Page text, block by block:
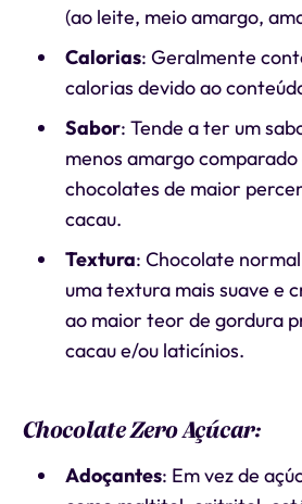
(ao leite, meio amargo,
Calorias: Geralmente
calorias devido ao
Sabor: Tende a ter um
menos amargo comparado
chocolates de maior
cacau.
Textura: Chocolate
uma textura mais suave e
ao maior teor de gordura
cacau e/ou laticínios.
Chocolate Zero Açúcar:
Adoçantes: Em vez de